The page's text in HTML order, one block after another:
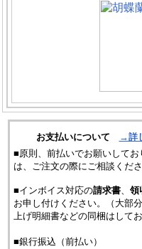
お支払いについて
→詳
■原則、前払いでお願いして
は、ご注文の際にご相談くださ
■インボイス対応の請求書、 領
お申し付けください。（大部
上げ明細書などの同梱はしてお
■銀行振込（前払い）